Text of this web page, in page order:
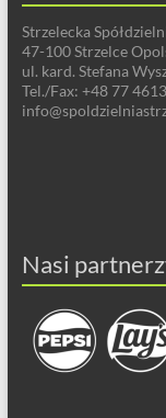
Strzelecka
47-100 Strzelce
ul. kard. Stefana
Tel./Fax: +48 77
Nasi